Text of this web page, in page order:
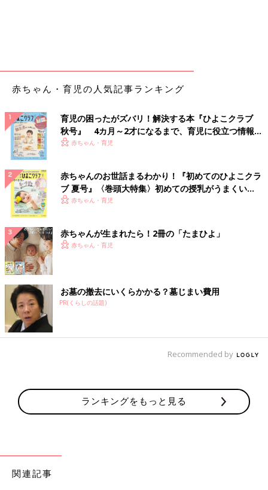
赤ちゃん・育児の人気記事ランキング
育児の困ったがズバリ！解決する本『ひよこクラブ
秋号』 4カ月～2才になるまで、育児に役立つ情報が
いっぱい！
赤ちゃん・育児
赤ちゃんのお世話まるわかり！『初めてのひよこクラ
ブ 夏号』〈巻頭大特集〉初めての授乳がうまくい
く！ おっぱい・ミルクの基本と夏のトラブル 解決テ
赤ちゃん・育児
赤ちゃんが生まれたら！2冊の「たまひよ」
赤ちゃん・育児
お墓の撤去にいくらかかる？墓じまい費用
PR(くらしの話題)
Recommended by
ランキングをもっと見る
関連記事